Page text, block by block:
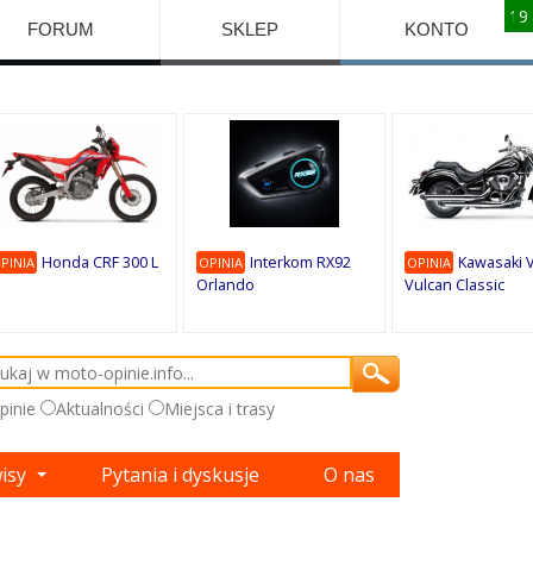
FORUM SKLEP KONTO
10
10
8
7
1
Honda CRF 300 L
9
OPINIA Interkom RX92
Orlando
10
OPINIA Kawasaki
Vulcan Classic
10
9
9
Aktualności Miejsca i trasy
Pytania i dyskusje O nas